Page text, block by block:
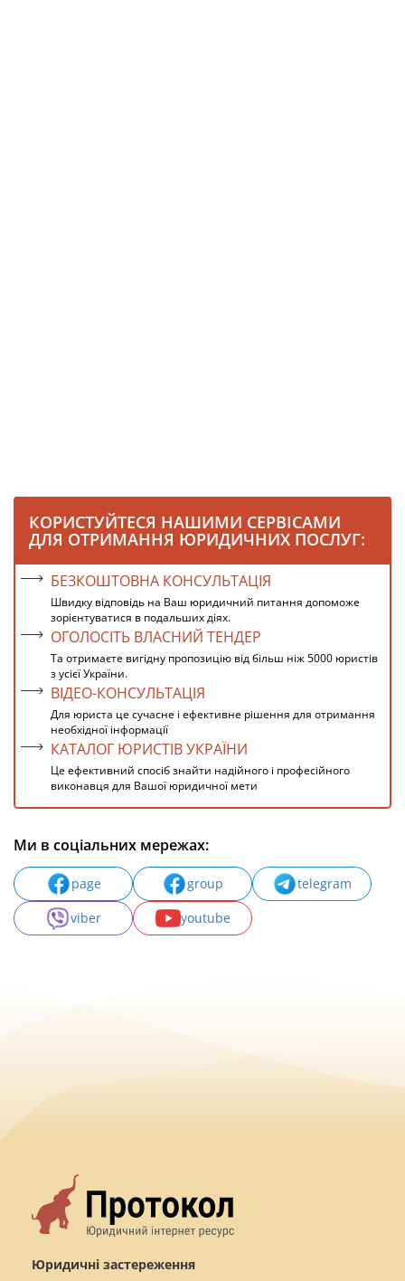
КОРИСТУЙТЕСЯ НАШИМИ СЕРВІСАМИ
ДЛЯ ОТРИМАННЯ ЮРИДИЧНИХ ПОСЛУГ:
БЕЗКОШТОВНА КОНСУЛЬТАЦІЯ
Швидку відповідь на Ваш юридичний питання допоможе
зорієнтуватися в подальших діях.
ОГОЛОСІТЬ ВЛАСНИЙ ТЕНДЕР
Та отримаєте вигідну пропозицію від більш ніж 5000 юристів
з усієї України.
ВІДЕО-КОНСУЛЬТАЦІЯ
Для юриста це сучасне і ефективне рішення для отримання
необхідної інформації
КАТАЛОГ ЮРИСТІВ УКРАЇНИ
Це ефективний спосіб знайти надійного і професійного
виконавця для Вашої юридичної мети
Ми в соціальних мережах:
page group
telegram
viber
youtube
Юридичні застереження